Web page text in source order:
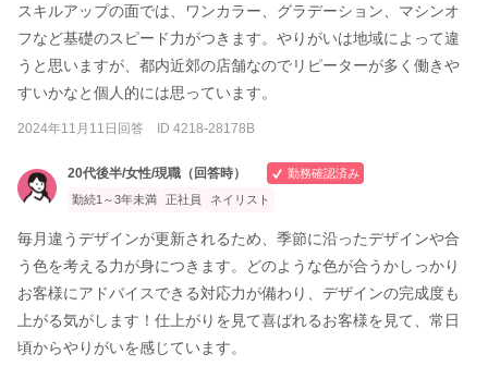
スキルアップの面では、ワンカラー、グラデーション、マシンオ
フなど基礎のスピード力がつきます。やりがいは地域によって違
うと思いますが、都内近郊の店舗なのでリピーターが多く働きや
すいかなと個人的には思っています。
2024年11月11日回答 ID 4218-28178B
20代後半/女性/現職（回答時）
勤務確認済み
勤続1～3年未満
正社員 ネイリスト
毎月違うデザインが更新されるため、季節に沿ったデザインや合
う色を考える力が身につきます。どのような色が合うかしっかり
お客様にアドバイスできる対応力が備わり、デザインの完成度も
上がる気がします！仕上がりを見て喜ばれるお客様を見て、常日
頃からやりがいを感じています。